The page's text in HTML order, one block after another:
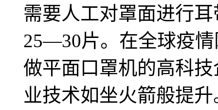
需要人工对罩面进行
25—30片。在全球疫
做平面口罩机的高科
业技术如坐火箭般提